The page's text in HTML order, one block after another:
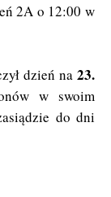
2A o 12:00 w
dzień na23.
w swoim
do dni